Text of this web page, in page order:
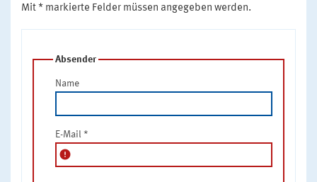
Mit * markierte Felder müssen angegeben werden.
Absender
Name
E-Mail *
error